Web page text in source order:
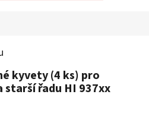
kyvety (4 ks) pro
starší řadu HI 937xx